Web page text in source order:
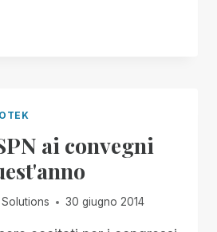
ai convegni
30 giugno 2014